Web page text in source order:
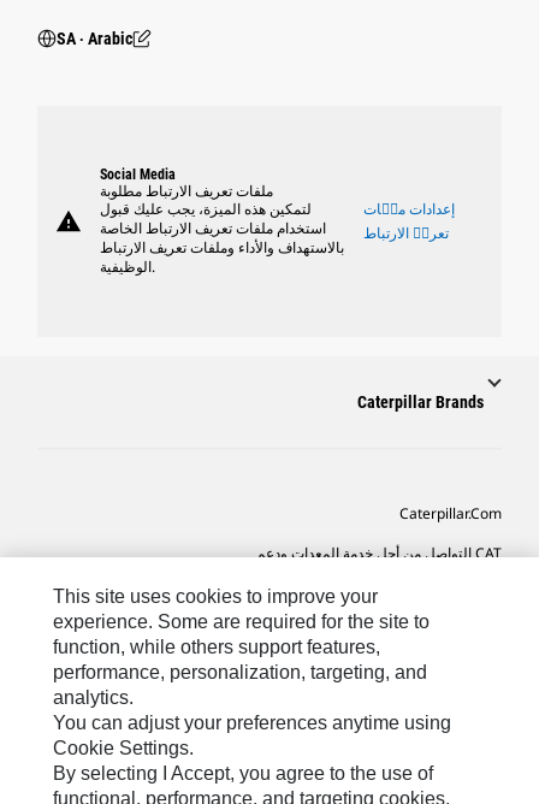
SA ‧ Arabic
warning
Social Media
ملفات تعريف الارتباط مطلوبة
لتمكين هذه الميزة، يجب عليك قبول
استخدام ملفات تعريف الارتباط الخاصة
بالاستهداف والأداء وملفات تعريف الارتباط
الوظيفية.
إعدادات ملٝات
تعريٝ الارتباط
Caterpillar Brands
Caterpillar.com
CAT التواصل من أجل خدمة المعدات ودعم
تفضيلات التسويق الخاصة بي
خريطة الموقع
Cookie Settings
This site uses cookies to improve your
experience. Some are required for the site to
function, while others support features,
performance, personalization, targeting, and
analytics.
You can adjust your preferences anytime using
Cookie Settings.
By selecting I Accept, you agree to the use of
functional, performance, and targeting cookies.